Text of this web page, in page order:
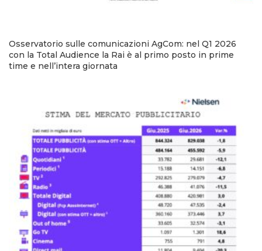
Osservatorio sulle comunicazioni AgCom: nel Q1 2026
con la Total Audience la Rai è al primo posto in prime
time e nell’intera giornata